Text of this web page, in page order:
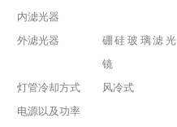
内滤光器
外滤光器
硼硅玻璃滤光
镜
灯管冷却方式
风冷式
电源以及功率